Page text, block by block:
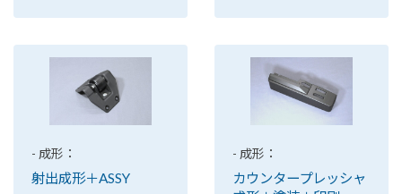
- 成形：
射出成形＋ASSY
- 成形：
カウンタープレッシャ